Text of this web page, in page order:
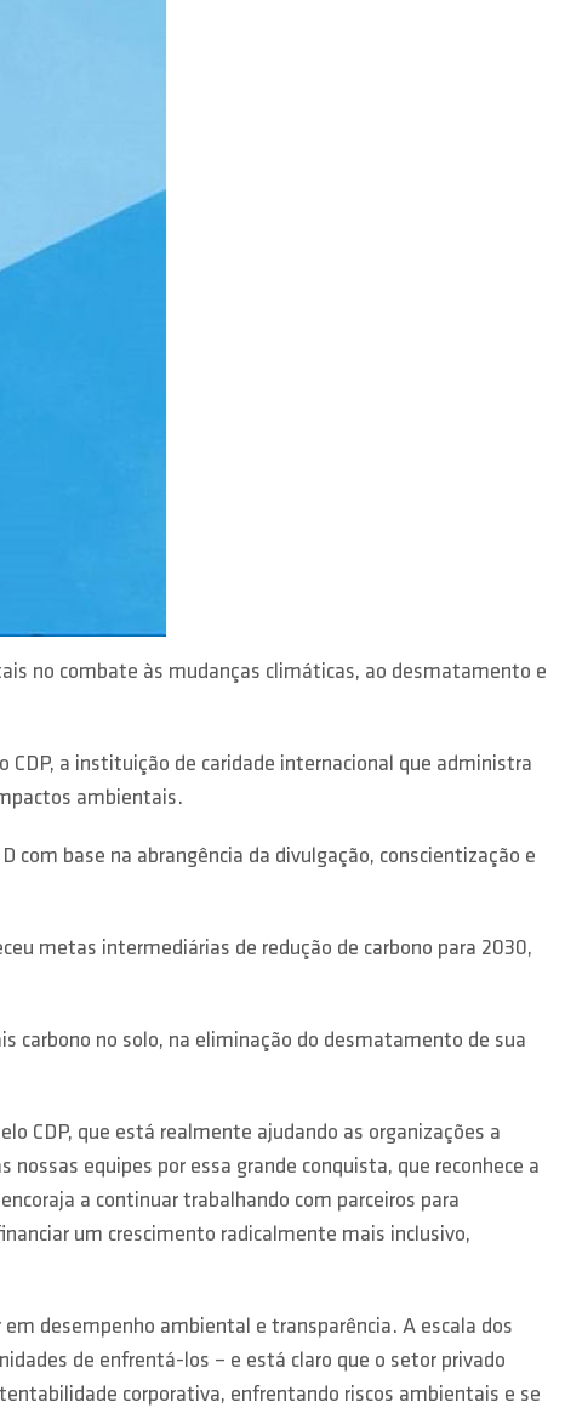
no combate às mudanças climáticas, ao desmatamento e
a instituição de caridade internacional que administra
ambientais.
base na abrangência da divulgação, conscientização e
metas intermediárias de redução de carbono para 2030,
carbono no solo, na eliminação do desmatamento de sua
CDP, que está realmente ajudando as organizações a
equipes por essa grande conquista, que reconhece a
a continuar trabalhando com parceiros para
um crescimento radicalmente mais inclusivo,
desempenho ambiental e transparência. A escala dos
de enfrentá-los – e está claro que o setor privado
corporativa, enfrentando riscos ambientais e se